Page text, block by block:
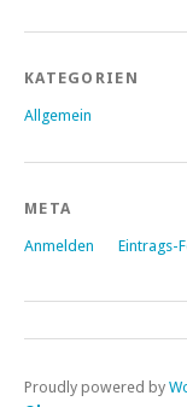
KATEGORIEN
Allgemein
META
Anmelden Eintrags-
Proudly powered by